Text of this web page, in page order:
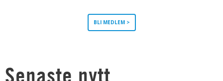
BLI MEDLEM >
Senaste nytt